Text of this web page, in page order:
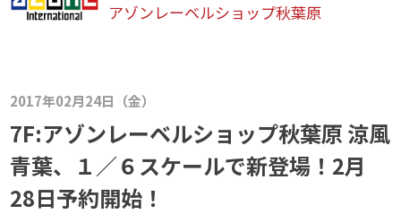
アゾンレーベルショップ秋葉原
2017年02月24日（金）
7F:アゾンレーベルショップ秋葉原 涼風
青葉、１／６スケールで新登場！2月
28日予約開始！